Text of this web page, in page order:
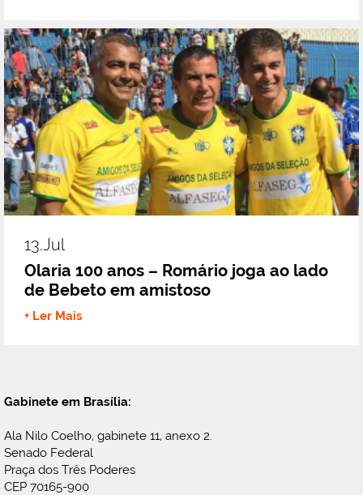
13.jul
Olaria 100 anos – Romário joga ao lado
de Bebeto em amistoso
+ Ler Mais
Gabinete em Brasília:
Ala Nilo Coelho, gabinete 11, anexo 2.
Senado Federal
Praça dos Três Poderes
CEP 70165-900